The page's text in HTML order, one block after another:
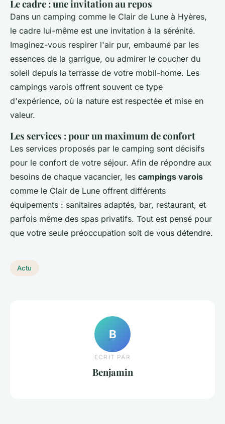
Le cadre : une invitation au repos
Dans un camping comme le Clair de Lune à Hyères,
le cadre lui-même est une invitation à la sérénité.
Imaginez-vous respirer l'air pur, embaumé par les
essences de la garrigue, ou admirer le coucher du
soleil depuis la terrasse de votre mobil-home. Les
campings varois offrent souvent ce type
d'expérience, où la nature est respectée et mise en
valeur.
Les services : pour un maximum de confort
Les services proposés par le camping sont décisifs
pour le confort de votre séjour. Afin de répondre aux
besoins de chaque vacancier, les campings varois
comme le Clair de Lune offrent différents
équipements : sanitaires adaptés, bar, restaurant, et
parfois même des spas privatifs. Tout est pensé pour
que votre seule préoccupation soit de vous détendre.
Actu
B
ECRIT PAR
Benjamin